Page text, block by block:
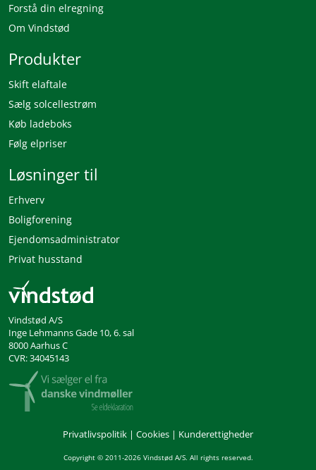
Forstå din elregning
Om Vindstød
Produkter
Skift elaftale
Sælg solcellestrøm
Køb ladeboks
Følg elpriser
Løsninger til
Erhverv
Boligforening
Ejendomsadministrator
Privat husstand
Vindstød A/S
Inge Lehmanns Gade 10, 6. sal
8000 Aarhus C
CVR: 34045143
Privatlivspolitik | Cookies | Kunderettigheder
Copyright © 2011-2026 Vindstød A/S. All rights reserved.